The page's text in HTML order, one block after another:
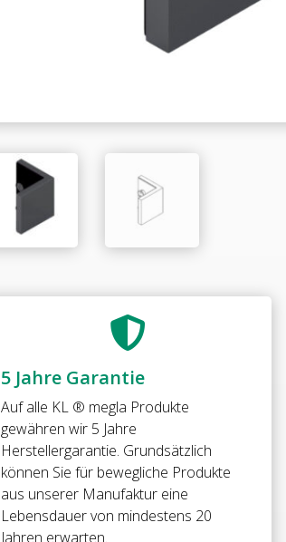

5 Jahre Garantie
Auf alle KL ® megla Produkte
gewähren wir 5 Jahre
Herstellergarantie. Grundsätzlich
können Sie für bewegliche Produkte
aus unserer Manufaktur eine
Lebensdauer von mindestens 20
Jahren erwarten.